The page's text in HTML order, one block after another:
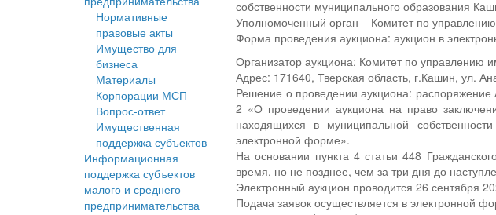
Нормативные
правовые акты
Имущество для
бизнеса
Материалы
Корпорации МСП
Вопрос-ответ
Имущественная
поддержка субъектов
Информационная
поддержка субъектов
малого и среднего
предпринимательства
собственности муниципального образования
Уполномоченный орган – Комитет по
Форма проведения аукциона: аукцион в
Организатор аукциона: Комитет по управлению
Адрес: 171640, Тверская область, г.Кашин, ул.
Решение о проведении аукциона:
2 «О проведении аукциона на право
находящихся в муниципальной
электронной форме».
На основании пункта 4 статьи 448
время, но не позднее, чем за три дня до
Электронный аукцион проводится 26 сентября
Подача заявок осуществляется в электронной